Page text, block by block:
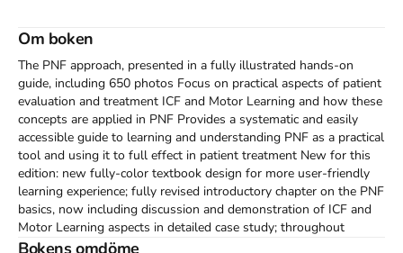
Om boken
The PNF approach, presented in a fully illustrated hands-on
guide, including 650 photos Focus on practical aspects of patient
evaluation and treatment ICF and Motor Learning and how these
concepts are applied in PNF Provides a systematic and easily
accessible guide to learning and understanding PNF as a practical
tool and using it to full effect in patient treatment New for this
edition: new fully-color textbook design for more user-friendly
learning experience; fully revised introductory chapter on the PNF
basics, now including discussion and demonstration of ICF and
Motor Learning aspects in detailed case study; throughout
chapters, new additional case studies that help visualize the
Bokens omdöme